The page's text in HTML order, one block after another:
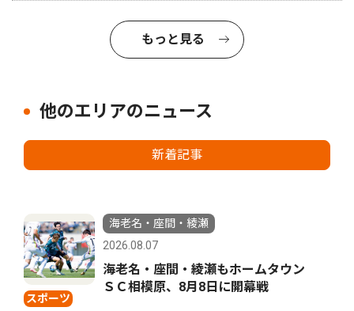
もっと見る
他のエリアのニュース
新着記事
スポーツ
海老名・座間・綾瀬
2026.08.07
海老名・座間・綾瀬もホームタウン
ＳＣ相模原、8月8日に開幕戦